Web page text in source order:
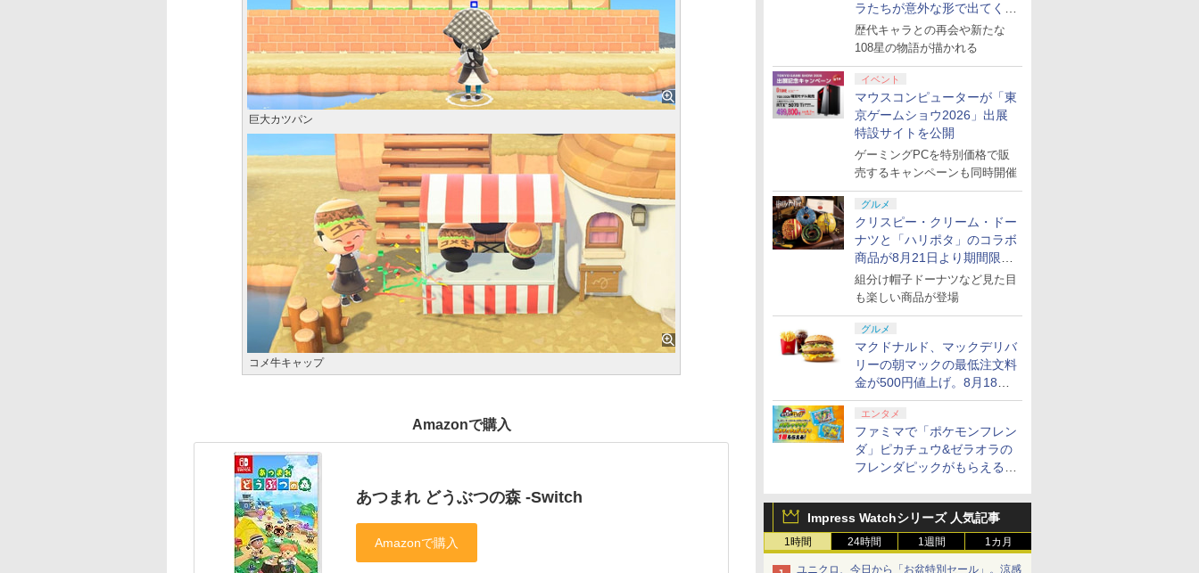
ラたちが意外な形で出てくる
シリーズ完全新作！
歴代キャラとの再会や新たな
108星の物語が描かれる
イベント
マウスコンピューターが「東
京ゲームショウ2026」出展
特設サイトを公開
ゲーミングPCを特別価格で販
売するキャンペーンも同時開催
グルメ
クリスピー・クリーム・ドー
ナツと「ハリポタ」のコラボ
商品が8月21日より期間限定
で発売
組分け帽子ドーナツなど見た目
も楽しい商品が登場
グルメ
マクドナルド、マックデリバ
リーの朝マックの最低注文料
金が500円値上げ。8月18日
より1,500円から受付
エンタメ
ファミマで「ポケモンフレン
ダ」ピカチュウ&ゼラオラの
フレンダピックがもらえるキ
Impress Watchシリーズ 人気記事
1時間 24時間 1週間 1カ月
ユニクロ、今日から「お盆特別セール」。涼感
巨大カツパン
コメ牛キャップ
Amazonで購入
あつまれ どうぶつの森 -Switch